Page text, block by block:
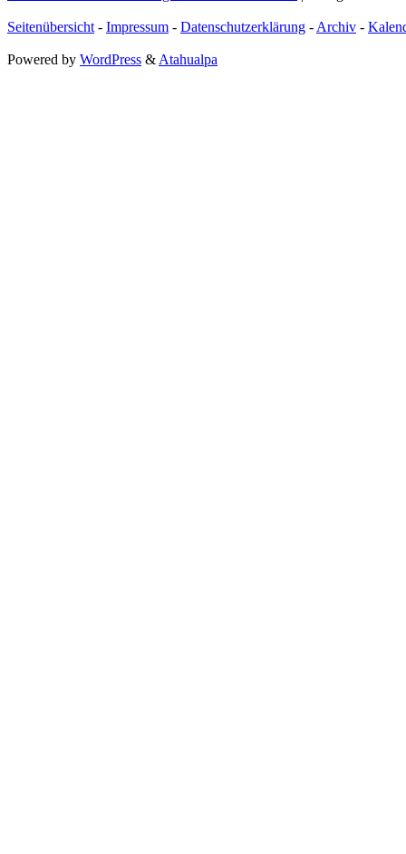
Seitenübersicht - Impressum - Datenschutzerklärung - Archiv -
Powered by WordPress & Atahualpa